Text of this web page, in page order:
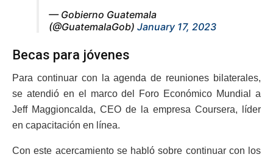
— Gobierno Guatemala
(@GuatemalaGob) January 17, 2023
Becas para jóvenes
Para continuar con la agenda de reuniones bilaterales,
se atendió en el marco del Foro Económico Mundial a
Jeff Maggioncalda, CEO de la empresa Coursera, líder
en capacitación en línea.
Con este acercamiento se habló sobre continuar con los